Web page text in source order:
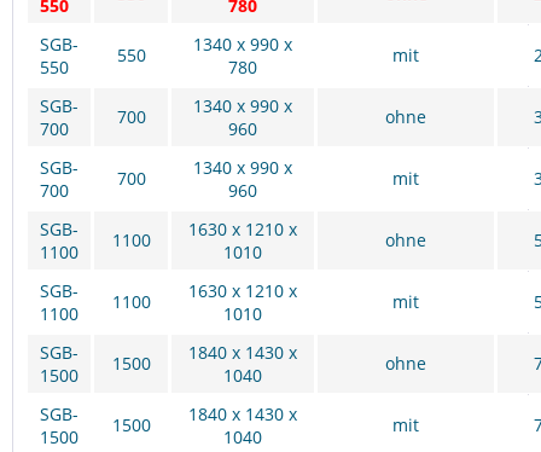
550
780
SGB-
550
550
1340 x 990 x
780
mit
SGB-
700
700
1340 x 990 x
960
ohne
SGB-
700
700
1340 x 990 x
960
mit
SGB-
1100
1100
1630 x 1210 x
1010
ohne
SGB-
1100
1100
1630 x 1210 x
1010
mit
SGB-
1500
1500
1840 x 1430 x
1040
ohne
SGB-
1500
1500
1840 x 1430 x
1040
mit